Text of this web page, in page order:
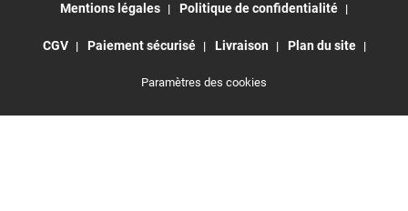
Mentions légales Politique de confidentialité
CGV Paiement sécurisé Livraison Plan du site
Paramètres des cookies